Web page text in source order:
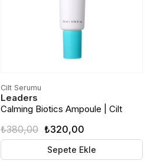
Cilt Serumu
Leaders
Calming Biotics Ampoule | Cilt
Bakım Ampulü | 10ml Seyehat Boy
₺320,00
₺380,00
Sepete Ekle